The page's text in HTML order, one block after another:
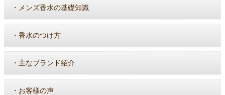
・ メンズ香水の基礎知識
・ 香水のつけ方
・ 主なブランド紹介
・ お客様の声